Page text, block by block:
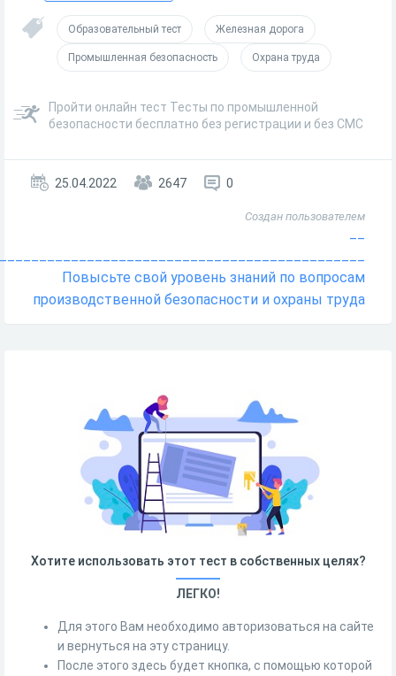
Образовательный тест Железная дорога
Промышленная безопасность Охрана труда
Пройти онлайн тест Тесты по промышленной
безопасности бесплатно без регистрации и без СМС
25.04.2022 2647 0
Создан пользователем
Повысьте свой уровень знаний по вопросам
производственной безопасности и охраны труда
Хотите использовать этот тест в собственных целях?
ЛЕГКО!
Для этого Вам необходимо авторизоваться на сайте
и вернуться на эту страницу.
После этого здесь будет кнопка, с помощью которой